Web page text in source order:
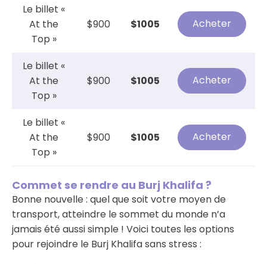
Le billet «
At the
Top »
$900 $1005 Acheter
Le billet «
At the
Top »
$900 $1005 Acheter
Le billet «
At the
Top »
$900 $1005 Acheter
Commet se rendre au Burj Khalifa ?
Bonne nouvelle : quel que soit votre moyen de
transport, atteindre le sommet du monde n’a
jamais été aussi simple ! Voici toutes les options
pour rejoindre le Burj Khalifa sans stress :